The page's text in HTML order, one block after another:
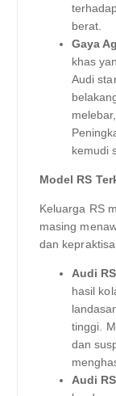
berat.
Gaya
khas
Audi
kemudi
Model RS
Keluarga RS
masing
dan
Audi
hasil
tinggi.
dan
Audi